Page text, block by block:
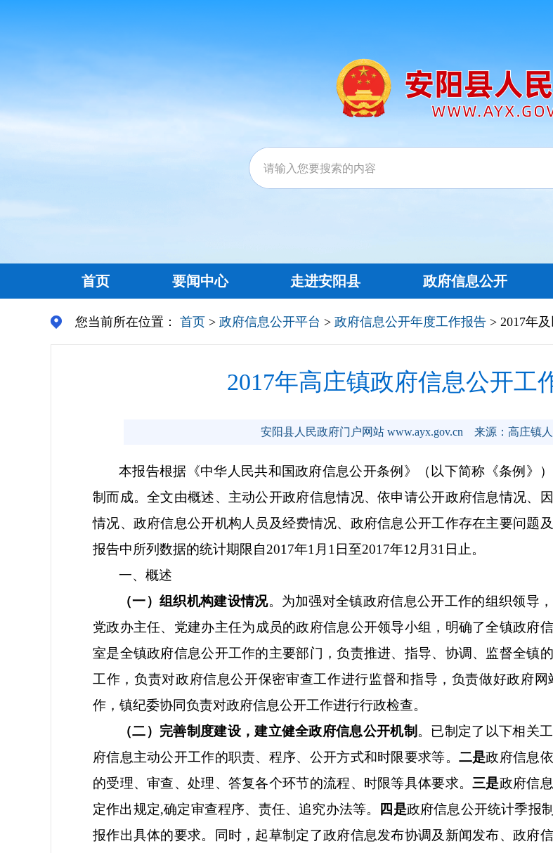
首页 要闻中心 走进安阳县 政府信息公开
您当前所在位置： 首页 > 政府信息公开平台 > 政府信息公开年度工作报告 > 2017年
2017年高庄镇政府信息公开工
安阳县人民政府门户网站 www.ayx.gov.cn 来源：高庄镇
本报告根据《中华人民共和国政府信息公开条例》（以下简称《条例》
制而成。全文由概述、主动公开政府信息情况、依申请公开政府信息情况、
情况、政府信息公开机构人员及经费情况、政府信息公开工作存在主要问题
报告中所列数据的统计期限自2017年1月1日至2017年12月31日止。
一、概述
（一）组织机构建设情况。为加强对全镇政府信息公开工作的组织领导
党政办主任、 党建办主任为成员的政府信息公开领导小组，明确了全镇政府
室是全镇政府信息公开工作的主要部门，负责推进、指导、协调、监督全镇
工作，负责对政府信息公开保密审查工作进行监督和指导，负责做好政府
作，镇纪委协同负责对政府信息公开工作进行行政检查。
（二）完善制度建设，建立健全政府信息公开机制 。已制定了以下相关工
府信息主动公开工作的职责、程序、公开方式和时限要求等。 二是政府信息
的受理、审查、处理、答复各个环节的流程、时限等具体要求。 三是政府信
定作出规定,确定审查程序、责任、追究办法等。 四是政府信息公开统计季报
报作出具体的要求。同时，起草制定了政府信息发布协调及新闻发布、政府